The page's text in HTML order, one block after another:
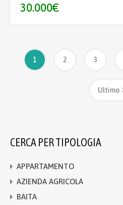
30.000€
1 2 3
Ultimo
CERCA PER TIPOLOGIA
APPARTAMENTO
AZIENDA AGRICOLA
BAITA